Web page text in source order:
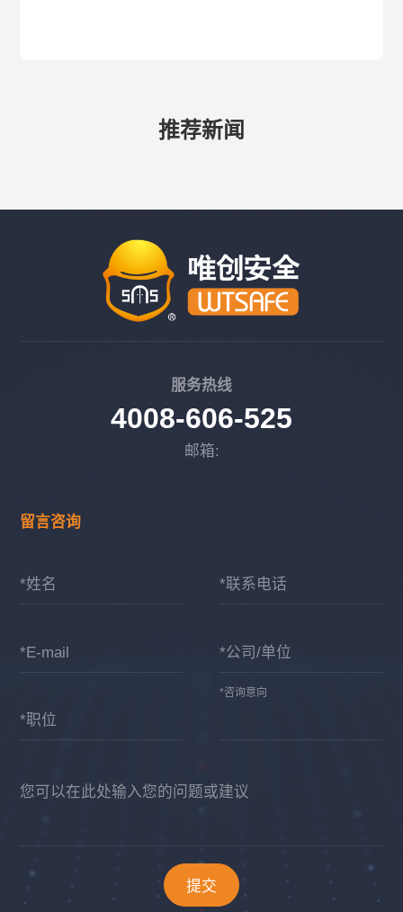
推荐新闻
服务热线
4008-606-525
邮箱:
留言咨询
*姓名 *联系电话
*E-mail *公司/单位
*职位
*咨询意向
您可以在此处输入您的问题或建议
提交